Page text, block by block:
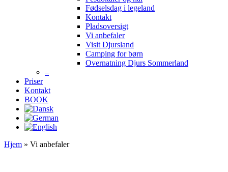
Fødselsdag i legeland
Kontakt
Pladsoversigt
Vi anbefaler
Visit Djursland
Camping for børn
Overnatning Djurs Sommerland
–
Priser
Kontakt
BOOK
Hjem » Vi anbefaler